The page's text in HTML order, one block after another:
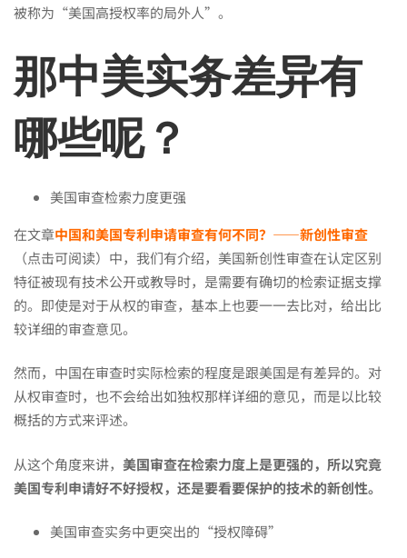
比
中
国
好
拿”，
真
的
可
信
被称为“美国高授权率的局外人”。
那中美实务差异有
哪些呢？
美国审查检索力度更强
在文章中国和美国专利申请审查有何不同？——新创性审查
（点击可阅读）中，我们有介绍，美国新创性审查在认定区别
特征被现有技术公开或教导时，是需要有确切的检索证据支撑
的。即使是对于从权的审查，基本上也要一一去比对，给出比
较详细的审查意见。
然而，中国在审查时实际检索的程度是跟美国是有差异的。对
从权审查时，也不会给出如独权那样详细的意见，而是以比较
概括的方式来评述。
从这个角度来讲， 美国审查在检索力度上是更强的，所以究竟
美国专利申请好不好授权，还是要看要保护的技术的新创性。
美国审查实务中更突出的“授权障碍”